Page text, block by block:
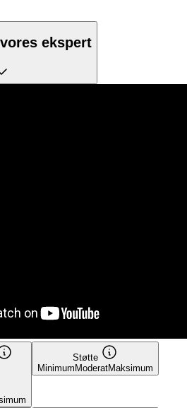
ekspert
Støtte
Minimum ModeratMaksimum